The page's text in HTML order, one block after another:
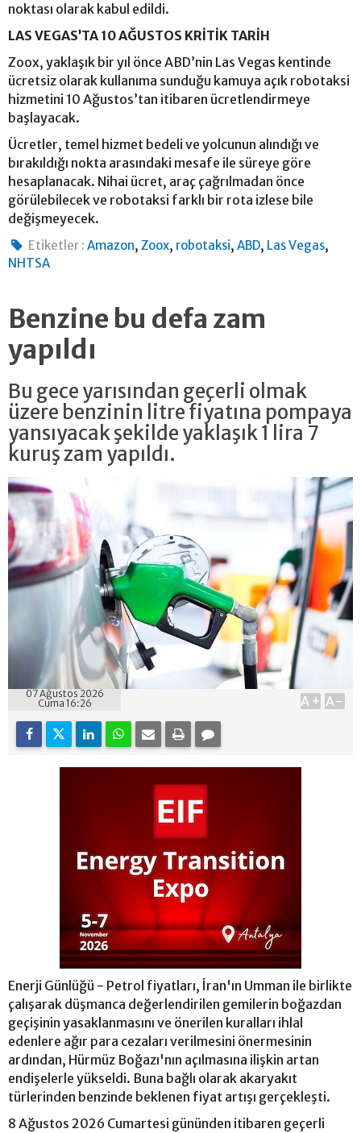
noktası olarak kabul edildi.
LAS VEGAS’TA 10 AĞUSTOS KRİTİK TARİH
Zoox, yaklaşık bir yıl önce ABD’nin Las Vegas kentinde
ücretsiz olarak kullanıma sunduğu kamuya açık robotaksi
hizmetini 10 Ağustos’tan itibaren ücretlendirmeye
başlayacak.
Ücretler, temel hizmet bedeli ve yolcunun alındığı ve
bırakıldığı nokta arasındaki mesafe ile süreye göre
hesaplanacak. Nihai ücret, araç çağrılmadan önce
görülebilecek ve robotaksi farklı bir rota izlese bile
değişmeyecek.
Etiketler : Amazon,Zoox, robotaksi,ABD, Las Vegas,
NHTSA
Benzine bu defa zam
yapıldı
Bu gece yarısından geçerli olmak
üzere benzinin litre fiyatına pompaya
yansıyacak şekilde yaklaşık 1 lira 7
kuruş zam yapıldı.
07 Ağustos 2026
Cuma 16:26
A+ A-
Enerji Günlüğü - Petrol fiyatları, İran'ın Umman ile birlikte
çalışarak düşmanca değerlendirilen gemilerin boğazdan
geçişinin yasaklanmasını ve önerilen kuralları ihlal
edenlere ağır para cezaları verilmesini önermesinin
ardından, Hürmüz Boğazı'nın açılmasına ilişkin artan
endişelerle yükseldi. Buna bağlı olarak akaryakıt
türlerinden benzinde beklenen fiyat artışı gerçekleşti.
8 Ağustos 2026 Cumartesi gününden itibaren geçerli